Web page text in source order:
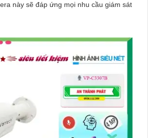
này sẽ đáp ứng mọi nhu cầu giám sát